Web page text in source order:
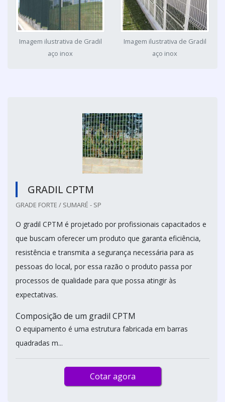
Imagem ilustrativa de Gradil
aço inox
Imagem ilustrativa de Gradil
aço inox
GRADIL CPTM
GRADE FORTE / SUMARÉ - SP
O gradil CPTM é projetado por profissionais capacitados e
que buscam oferecer um produto que garanta eficiência,
resistência e transmita a segurança necessária para as
pessoas do local, por essa razão o produto passa por
processos de qualidade para que possa atingir às
expectativas.
Composição de um gradil CPTM
O equipamento é uma estrutura fabricada em barras
quadradas m...
Cotar agora